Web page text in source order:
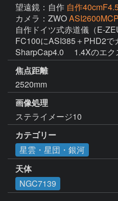
望遠鏡：自作 自作
カメラ：ZWO
自作ドイツ式赤道儀（E-
FC100にASI385＋PHD2で
SharpCap4.0 　1.4Xのエ
焦点距離
2520mm
画像処理
ステライメージ10
カテゴリー
星雲・星団・銀河
天体
NGC7139